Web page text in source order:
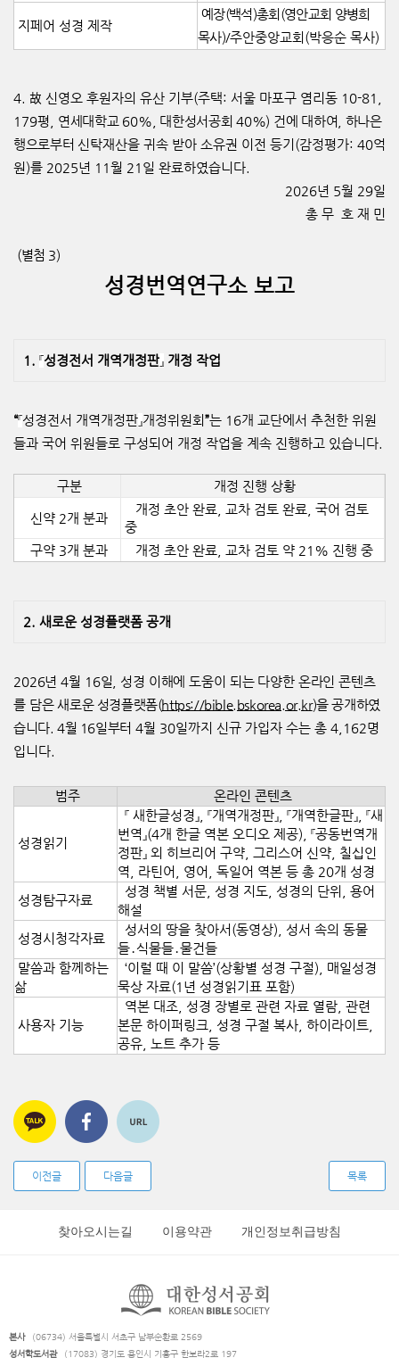
지페어 성경 제작
예장(백석)총회 (영안교회 양병희
목사)/주안중앙교회 (박응순 목사)
4. 故 신영오 후원자의 유산 기부(주택: 서울 마포구 염리동 10-81,
179평 연세대학교 60%, 대한성서공회40%) 건에 대하여
하나은
행으로부터 신탁재산을 귀속 받아 소유권 이전 등기 (감정평가: 40억
원)를 2025년 11월 21 일 완료하였습니다.
2026년 5월 29일
총 무 호 재 민
(별첨 3)
성경번역연구소 보고
1. 『성경전서 개역개정판』 개정 작업
“『성경전서 개역개정판』개정위원회”는 16개 교단에서 추천한 위원
들과 국어 위원들로 구성되어 개정 작업을 계속 진행하고 있습니다.
구분 개정 진행 상황
신약 2개 분과
개정 초안 완료 교차 검토 완료 국어 검토
중
구약 3개 분과 개정 초안 완료 교차 검토 약 21% 진행 중
2. 새로운 성경플랫폼 공개
2026년4월 16일
성경 이해에 도움이 되는 다양한 온라인 콘텐츠
를 담은 새로운 성경플랫폼(https://bible.bskorea.or.kr)을 공개하였
습니다. 4월 16일부터 4월 30일까지 신규 가입자 수는 총 4,162명
입니다.
범주 온라인 콘텐츠
성경읽기
『 새한글성경』, 『개역개정판』, 『개역한글판』, 『새
번역』(4개 한글 역본 오디오 제공), 『공동번역개
정판』 외 히브리어 구약, 그리스어 신약, 칠십인
역, 라틴어, 영어, 독일어 역본 등 총 20개 성경
성경탐구자료
성경 책별 서문, 성경 지도, 성경의 단위, 용어
해설
성경시청각자료
성서의 땅을 찾아서(동영상), 성서 속의 동물
들․식물들․물건들
말씀과 함께하는
삶
‘이럴 때 이 말씀’(상황별 성경 구절), 매일성경
묵상 자료(1년 성경읽기표 포함)
사용자 기능
역본 대조, 성경 장별로 관련 자료 열람, 관련
본문 하이퍼링크, 성경 구절 복사, 하이라이트,
공유, 노트 추가 등
이전글 다음글 목록
찾아오시는길 이용약관 개인정보취급방침
본사
(06734) 서울특별시 서초구 남부순환로 2569
성서학도서관
(17083) 경기도 용인시 기흥구 한보라2로 197